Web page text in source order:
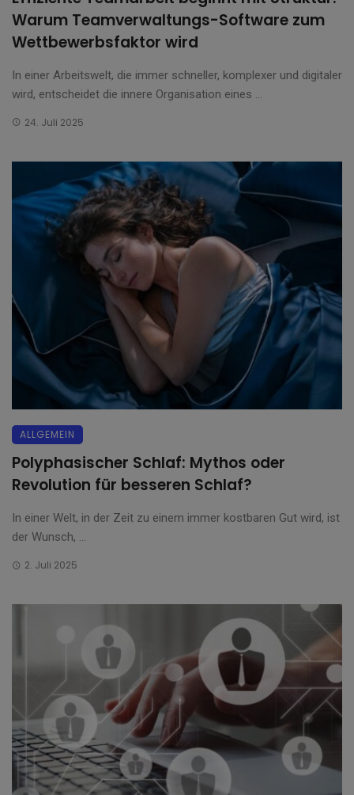
Warum Teamverwaltungs-Software zum
Wettbewerbsfaktor wird
In einer Arbeitswelt, die immer schneller, komplexer und digitaler
wird, entscheidet die innere Organisation eines ...
24. Juli 2025
ALLGEMEIN
Polyphasischer Schlaf: Mythos oder
Revolution für besseren Schlaf?
In einer Welt, in der Zeit zu einem immer kostbaren Gut wird, ist
der Wunsch, ...
2. Juli 2025